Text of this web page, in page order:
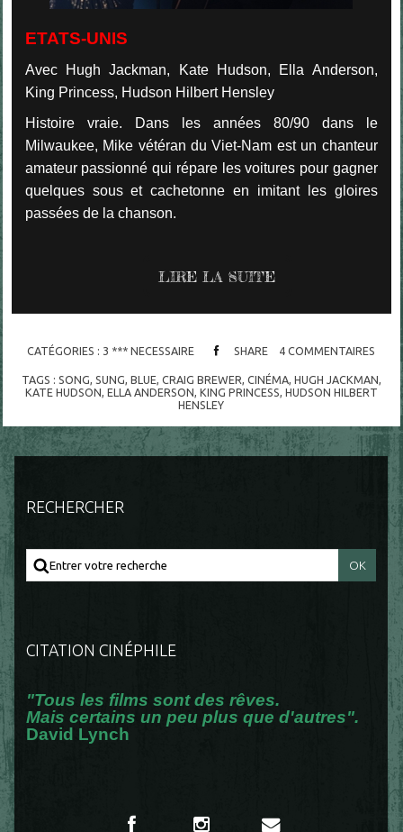
ETATS-UNIS
Avec Hugh Jackman, Kate Hudson, Ella Anderson,
King Princess, Hudson Hilbert Hensley
Histoire vraie. Dans les années 80/90 dans le
Milwaukee, Mike vétéran du Viet-Nam est un chanteur
amateur passionné qui répare les voitures pour gagner
quelques sous et cachetonne en imitant les gloires
passées de la chanson.
LIRE LA SUITE
CATÉGORIES : 3 *** NECESSAIRE SHARE 4 COMMENTAIRES
TAGS : SONG, SUNG, BLUE, CRAIG BREWER, CINÉMA, HUGH JACKMAN,
KATE HUDSON, ELLA ANDERSON, KING PRINCESS, HUDSON HILBERT
HENSLEY
RECHERCHER
CITATION CINÉPHILE
"Tous les films sont des rêves.
Mais certains un peu plus que d'autres".
David Lynch